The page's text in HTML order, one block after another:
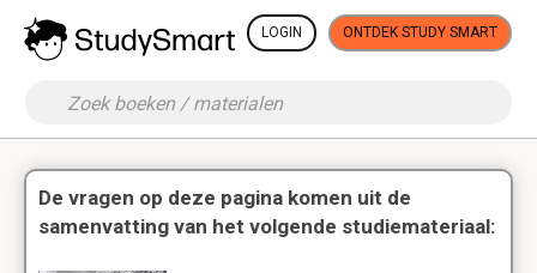
LOGIN ONTDEK STUDY SMART
De vragen op deze pagina komen uit de
samenvatting van het volgende studiemateriaal: